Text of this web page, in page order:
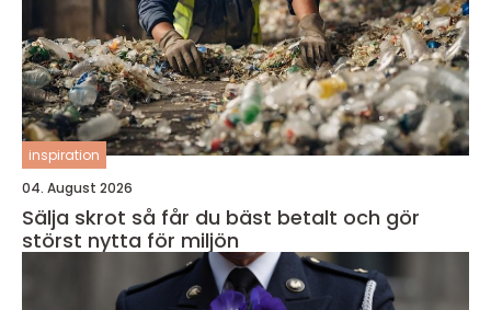
inspiration
04. August 2026
Sälja skrot så får du bäst betalt och gör
störst nytta för miljön